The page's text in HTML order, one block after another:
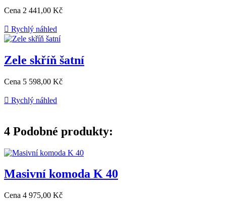
Cena 2 441,00 Kč
 Rychlý náhled
Zele skříň šatní
Cena 5 598,00 Kč
 Rychlý náhled
4 Podobné produkty:
Masivní komoda K 40
Cena 4 975,00 Kč